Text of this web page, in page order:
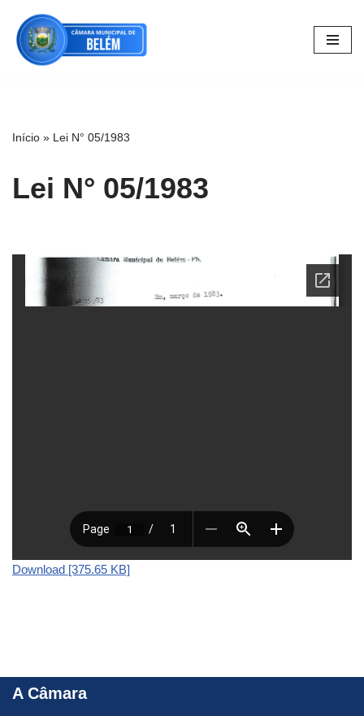
Pular
para
Início » Lei N° 05/1983
Lei N° 05/1983
Download [375.65 KB]
A Câmara